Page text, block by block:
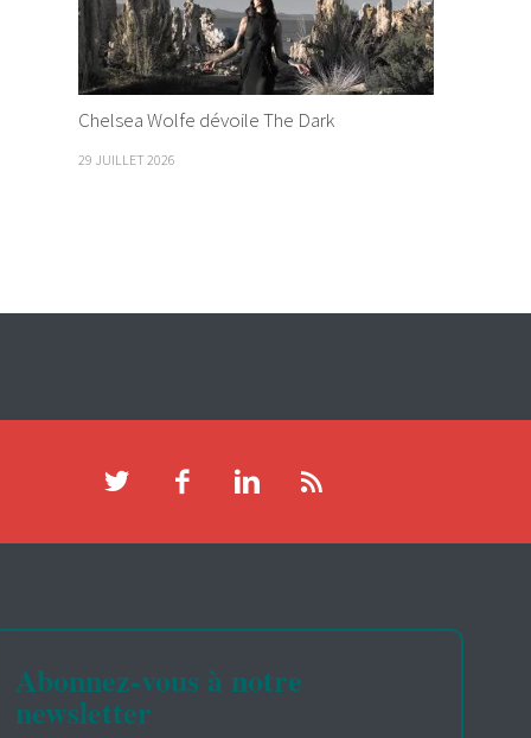
Chelsea Wolfe dévoile The Dark
29 JUILLET 2026
Abonnez-vous à notre
newsletter